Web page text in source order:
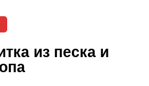
из песка и